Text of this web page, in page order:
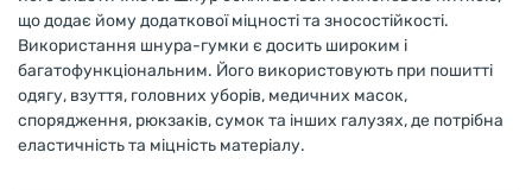
що додає йому додаткової міцності та зносостійкості.
Використання шнура-гумки є досить широким і
багатофункціональним. Його використовують при пошитті
одягу, взуття, головних уборів, медичних масок,
спорядження, рюкзаків, сумок та інших галузях, де потрібна
еластичність та міцність матеріалу.